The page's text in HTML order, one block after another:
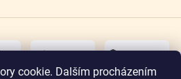
cookie. Dalším procházením